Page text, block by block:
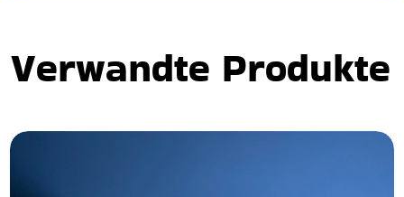
Verwandte Produkte